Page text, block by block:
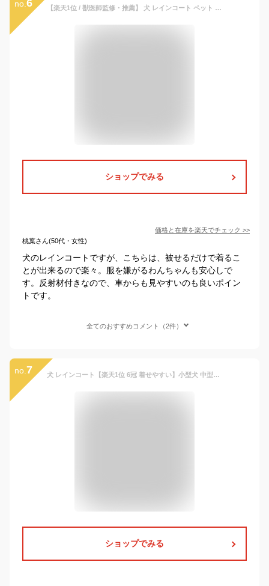
no. 6 【楽天1位 / 獣医師監修・推薦】 犬 レインコート ペット レイン ウェア ポンチョ カッパ 小型犬 中型犬 着せやすい 濡れない 撥水 マジックテープ 夏 冬 暖かい 透明 柴犬 ペット レイン コート 可愛い XS S M L XLサイズ 反射材付き 送料無料
ショップでみる
価格と在庫を楽天でチェック >>
桃葉さん(50代・女性)
犬のレインコートですが、こちらは、被せるだけで着るこ
とが出来るので楽々。服を嫌がるわんちゃんも安心しで
す。反射材付きなので、車からも見やすいのも良いポイン
トです。
全てのおすすめコメント（2件）
no. 7 犬 レインコート【楽天1位 6冠 着せやすい】小型犬 中型犬 大型犬 犬用レインコート お腹泥よけ エプロン 犬の服 ドッグウェア 雨具 犬のカッパ 雨合羽 犬服 いぬ 袖 雨合羽 防水 梅雨 雪 ポンチョ アウター カッパ アウトドア マジックテープ 夏服 秋服 冬服 送料無料
ショップでみる